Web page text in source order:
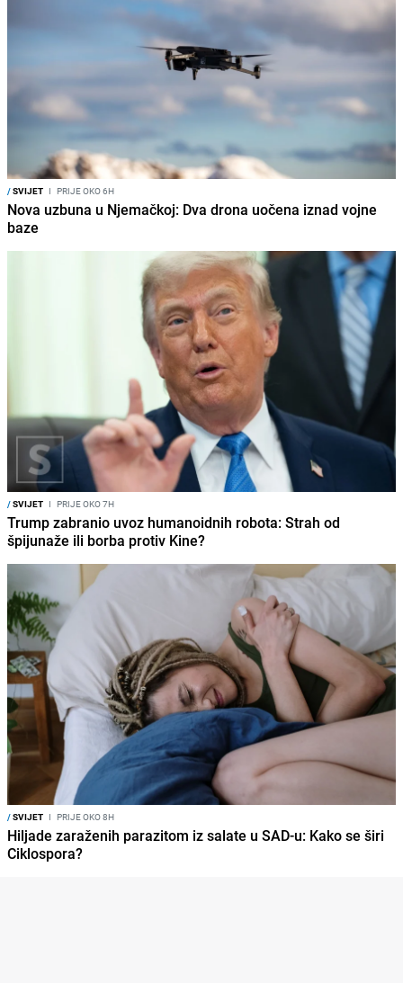
/SVIJET I PRIJE OKO 6H
Nova uzbuna u Njemačkoj: Dva drona uočena iznad vojne
baze
/SVIJET I PRIJE OKO 7H
Trump zabranio uvoz humanoidnih robota: Strah od
špijunaže ili borba protiv Kine?
/SVIJET I PRIJE OKO 8H
Hiljade zaraženih parazitom iz salate u SAD-u: Kako se širi
Ciklospora?